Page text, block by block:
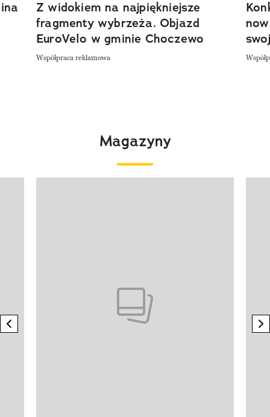
Z widokiem na najpiękniejsze
fragmenty wybrzeża. Objazd
EuroVelo w gminie Choczewo
Współpraca reklamowa
Magazyny
previous element